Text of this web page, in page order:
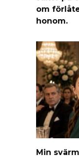
om
honom.
Min